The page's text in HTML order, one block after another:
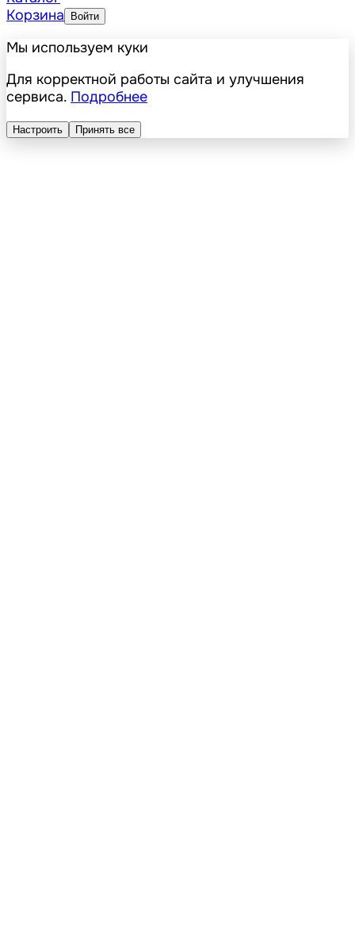
Корзина
Войти
Мы используем куки
Для корректной работы сайта и улучшения
сервиса. Подробнее
Настроить Принять все